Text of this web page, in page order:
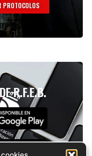
PROTOCOLOS
R.F.E.B.